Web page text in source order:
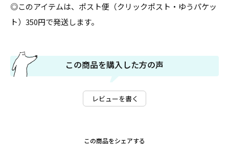
◎このアイテムは、ポスト便（クリックポスト・ゆうパケッ
ト）350円で発送します。
この商品を購入した方の声
レビューを書く
この商品をシェアする